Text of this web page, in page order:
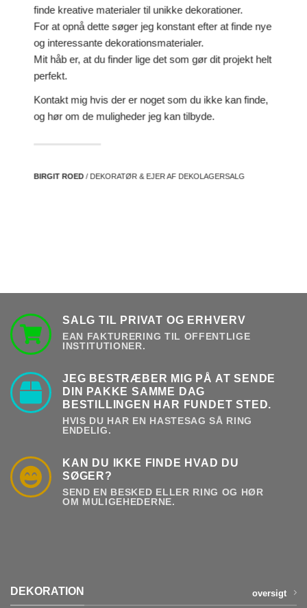
finde kreative materialer til unikke dekorationer.
For at opnå dette søger jeg konstant efter at finde nye
og interessante dekorationsmaterialer.
Mit håb er, at du finder lige det som gør dit projekt helt
perfekt.
Kontakt mig hvis der er noget som du ikke kan finde,
og hør om de muligheder jeg kan tilbyde.
BIRGIT ROED/ DEKORATØR & EJER AF DEKOLAGERSALG
SALG TIL PRIVAT OG ERHVERV
EAN FAKTURERING TIL OFFENTLIGE
INSTITUTIONER.
JEG BESTRÆBER MIG PÅ AT SENDE
DIN PAKKE SAMME DAG
BESTILLINGEN HAR FUNDET STED.
HVIS DU HAR EN HASTESAG SÅ RING
ENDELIG.
KAN DU IKKE FINDE HVAD DU
SØGER?
SEND EN BESKED ELLER RING OG HØR
OM MULIGEHEDERNE.
DEKORATION oversigt